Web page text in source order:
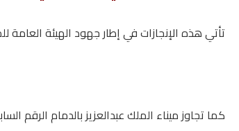
تأتي هذه الإنجازات في إطار جهود الهيئة العامة
كما تجاوز ميناء الملك عبدالعزيز بالدمام الرقم السابق الذي سُجل في يوليو 2023،